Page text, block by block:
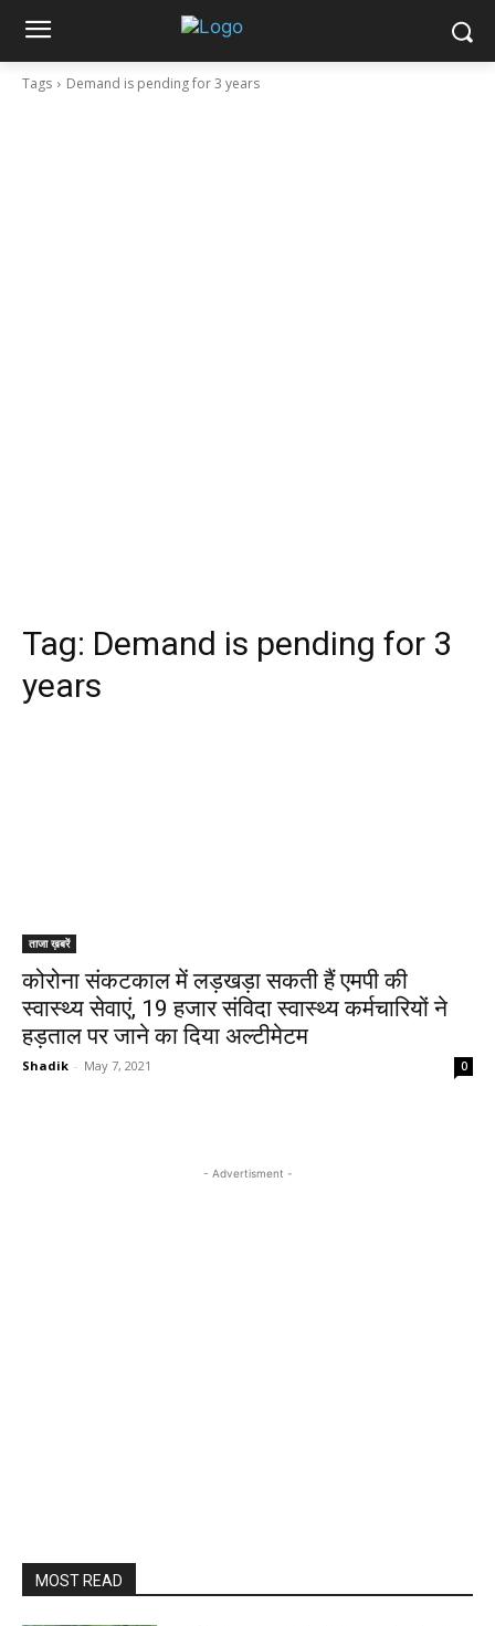
Tags Demand is pending for 3 years
Tag: Demand is pending for 3
years
ताजा ख़बरें
कोरोना संकटकाल में लड़खड़ा सकती हैं एमपी की
स्वास्थ्य सेवाएं, 19 हजार संविदा स्वास्थ्य कर्मचारियों ने
हड़ताल पर जाने का दिया अल्टीमेटम
Shadik - May 7, 2021 0
- Advertisment -
MOST READ